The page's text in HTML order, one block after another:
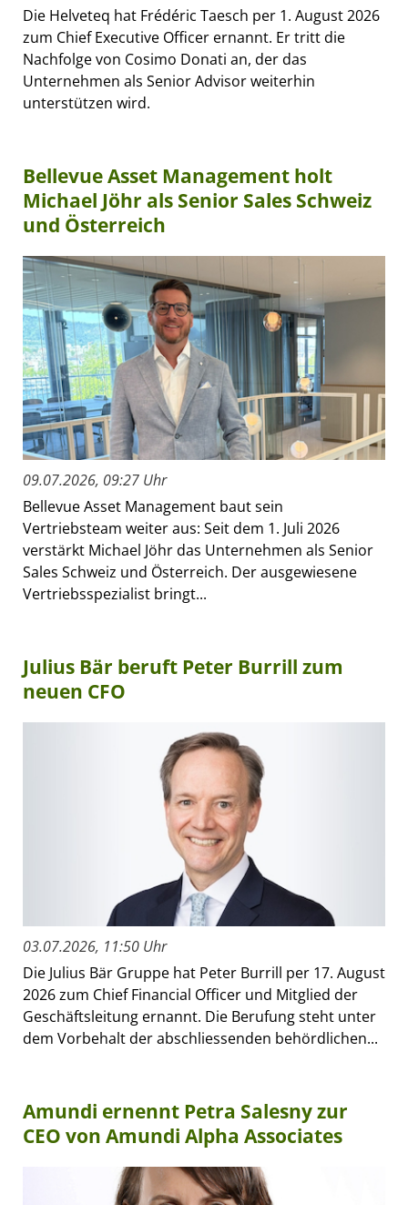
Die Helveteq hat Frédéric Taesch per 1. August 2026
zum Chief Executive Officer ernannt. Er tritt die
Nachfolge von Cosimo Donati an, der das
Unternehmen als Senior Advisor weiterhin
unterstützen wird.
Bellevue Asset Management holt
Michael Jöhr als Senior Sales Schweiz
und Österreich
09.07.2026, 09:27 Uhr
Bellevue Asset Management baut sein
Vertriebsteam weiter aus: Seit dem 1. Juli 2026
verstärkt Michael Jöhr das Unternehmen als Senior
Sales Schweiz und Österreich. Der ausgewiesene
Vertriebsspezialist bringt...
Julius Bär beruft Peter Burrill zum
neuen CFO
03.07.2026, 11:50 Uhr
Die Julius Bär Gruppe hat Peter Burrill per 17. August
2026 zum Chief Financial Officer und Mitglied der
Geschäftsleitung ernannt. Die Berufung steht unter
dem Vorbehalt der abschliessenden behördlichen...
Amundi ernennt Petra Salesny zur
CEO von Amundi Alpha Associates